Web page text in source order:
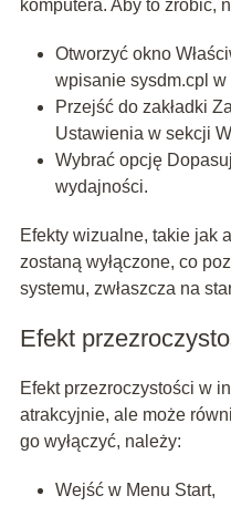
komputera. Aby to zrobić,
Otworzyć okno
wpisanie sysdm.cpl
Przejść do zakładki
Ustawienia w sekcji
Wybrać opcję
wydajności.
Efekty wizualne, takie jak
zostaną wyłączone, co
systemu, zwłaszcza na
Efekt
Efekt przezroczystości w
atrakcyjnie, ale może
go wyłączyć, należy:
Wejść w Menu Start,